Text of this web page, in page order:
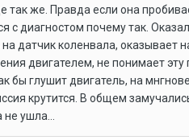
так же. Правда если она
с диагностом почему так.
датчик коленвала, оказывает
двигателем, не понимает эту
бы глушит двигатель, на
крутится. В общем
ушла...